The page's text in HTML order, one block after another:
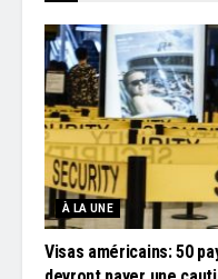
À LA UNE
Visas américains: 50